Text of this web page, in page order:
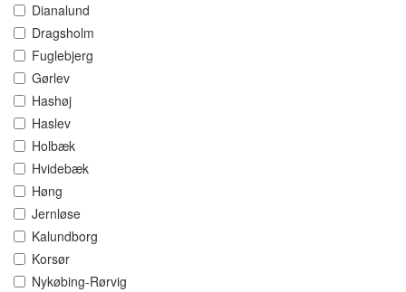
Dianalund
Dragsholm
Fuglebjerg
Gørlev
Hashøj
Haslev
Holbæk
Hvidebæk
Høng
Jernløse
Kalundborg
Korsør
Nykøbing-Rørvig